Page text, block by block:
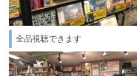
全品視聴できます